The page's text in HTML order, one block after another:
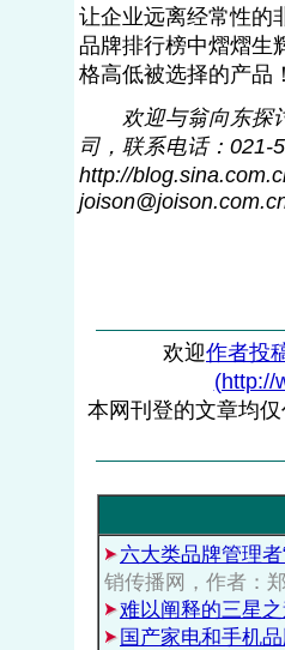
让企业远离经常性的
品牌排行榜中熠熠生
格高低被选择的产品
欢迎与翁向东探
司，联系电话：021-
http://blog.sina
joison@joison
欢迎作者投
(http://
本网刊登的文章均
六大类品牌管理者
销传播网，作者：
难以阐释的三星
国产家电和手机